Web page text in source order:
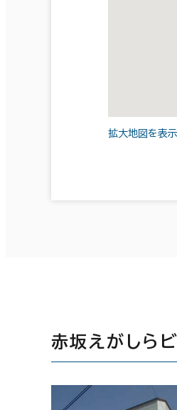
拡大地図を表示
赤坂えがしら